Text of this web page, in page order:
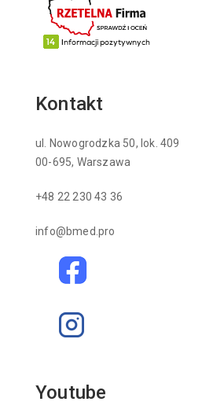
Kontakt
ul. Nowogrodzka 50, lok. 409
00-695, Warszawa
+48 22 230 43 36
info@bmed.pro
Youtube